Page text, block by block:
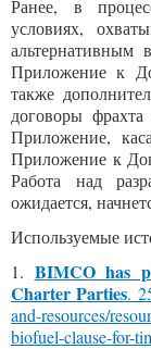
Ранее, в
условиях,
альтернативным
Приложение к
также
договоры
Приложение,
Приложение к
Работа над
ожидается,
Используемые
1. BIMCO has
Charter Parties.
and-resources/
biofuel-clause-for-